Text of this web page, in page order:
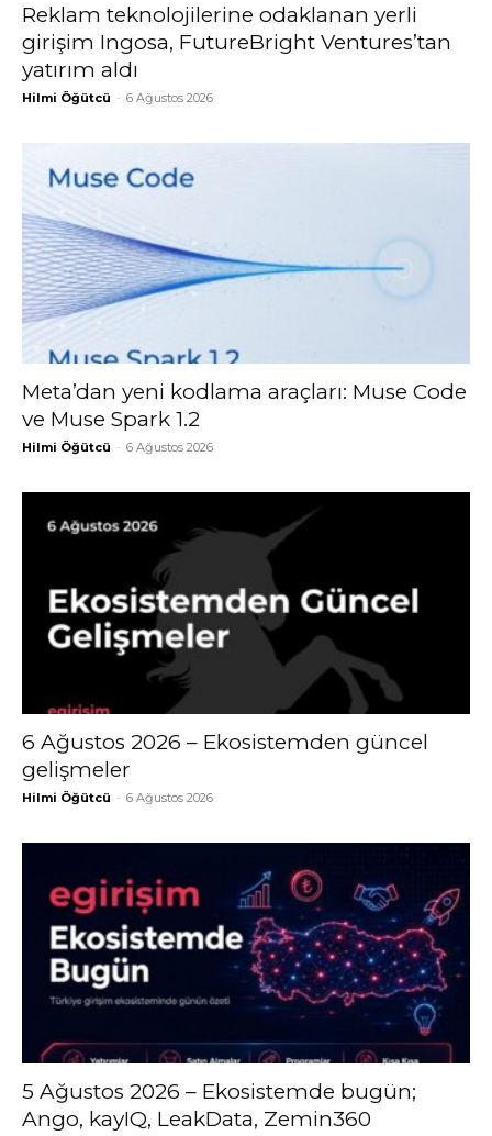
Reklam teknolojilerine odaklanan yerli
girişim Ingosa, FutureBright Ventures’tan
yatırım aldı
Hilmi Öğütcü - 6 Ağustos 2026
Meta’dan yeni kodlama araçları: Muse Code
ve Muse Spark 1.2
Hilmi Öğütcü - 6 Ağustos 2026
6 Ağustos 2026 – Ekosistemden güncel
gelişmeler
Hilmi Öğütcü - 6 Ağustos 2026
5 Ağustos 2026 – Ekosistemde bugün;
Ango, kayIQ, LeakData, Zemin360